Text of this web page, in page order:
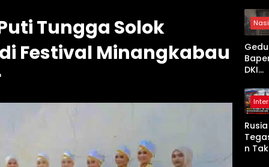
Tungga Solok
Festival Minangkabau
DKI
, 20
dan
Rusia
n Tak